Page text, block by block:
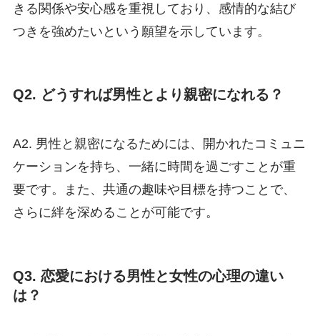
きる関係や安心感を重視しており、感情的な結び
つきを強めたいという願望を示しています。
Q2. どうすれば男性とより親密になれる？
A2. 男性と親密になるためには、開かれたコミュニ
ケーションを持ち、一緒に時間を過ごすことが重
要です。また、共通の趣味や目標を持つことで、
さらに絆を深めることが可能です。
Q3. 恋愛における男性と女性の心理の違い
は？